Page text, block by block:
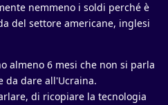
nemmeno i soldi perché è
del settore americane, inglesi
almeno 6 mesi che non si parla
da dare all'Ucraina.
di ricopiare la tecnologia